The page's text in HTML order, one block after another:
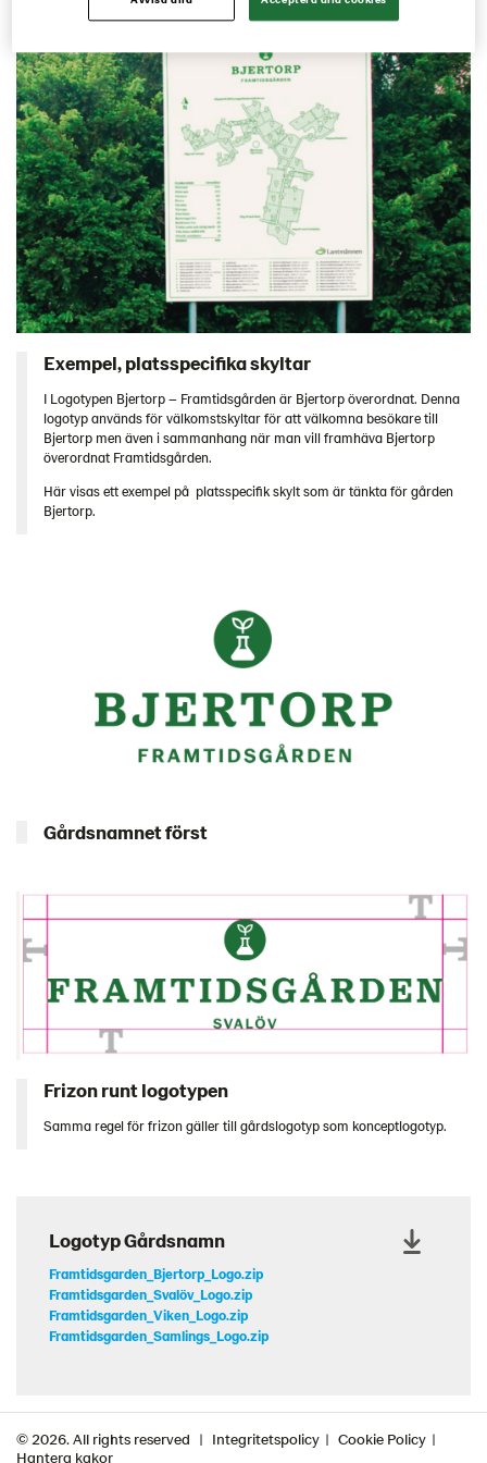
I You We
Digital implementering
Kontakt
Engelska
Logotyp Gårdsnamn
Framtidsgarden_Bjertorp_Logo.zip
Framtidsgarden_Svalöv_Logo.zip
Framtidsgarden_Viken_Logo.zip
Framtidsgarden_Samlings_Logo.zip
Exempel, platsspecifika skyltar
I Logotypen Bjertorp – Framtidsgården är Bjertorp överordnat. Denna
logotyp används för välkomstskyltar för att välkomna besökare till
Bjertorp men även i sammanhang när man vill framhäva Bjertorp
överordnat Framtidsgården.
Här visas ett exempel på platsspecifik skylt som är tänkta för gården
Bjertorp.
Gårdsnamnet först
Frizon runt logotypen
Samma regel för frizon gäller till gårdslogotyp som konceptlogotyp.
© 2026. All rights reserved Integritetspolicy
Cookie Policy
Hantera kakor